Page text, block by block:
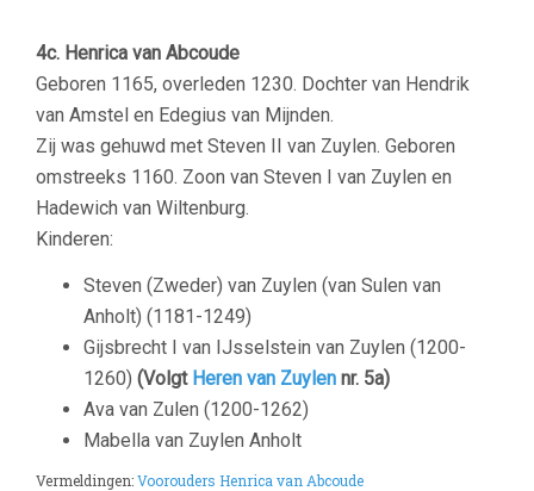
4c. Henrica van Abcoude
Geboren 1165, overleden 1230. Dochter van Hendrik
van Amstel en Edegius van Mijnden.
Zij was gehuwd met Steven II van Zuylen. Geboren
omstreeks 1160. Zoon van Steven I van Zuylen en
Hadewich van Wiltenburg.
Kinderen:
Steven (Zweder) van Zuylen (van Sulen van
Anholt) (1181-1249)
Gijsbrecht I van IJsselstein van Zuylen (1200-
1260) (Volgt Heren van Zuylen nr. 5a)
Ava van Zulen (1200-1262)
Mabella van Zuylen Anholt
Vermeldingen:Voorouders Henrica van Abcoude